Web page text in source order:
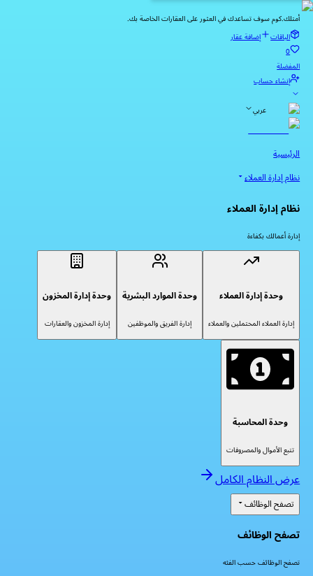
أمتلك.كوم سوف تساعدك في العثور على العقارات الخاصة بك.
الباقات
إضافة عقار
0
المفضلة
إنشاء حساب
عربي
الرئيسية
نظام إدارة العملاء
نظام إدارة العملاء
إدارة أعمالك بكفاءة
وحدة إدارة العملاء
إدارة العملاء المحتملين والعملاء
وحدة الموارد البشرية
إدارة الفريق والموظفين
وحدة إدارة المخزون
إدارة المخزون والعقارات
وحدة المحاسبة
تتبع الأموال والمصروفات
عرض النظام الكامل
تصفح الوظائف
تصفح الوظائف
تصفح الوظائف حسب الفئه